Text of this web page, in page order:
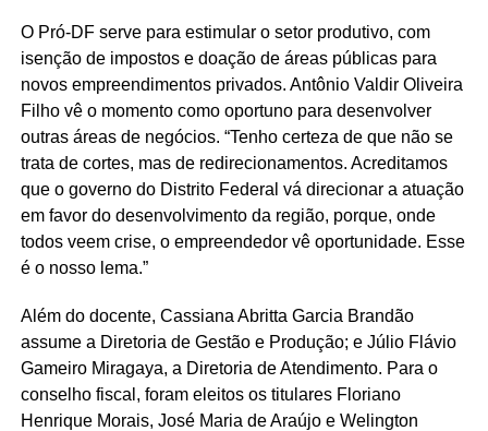
O Pró-DF serve para estimular o setor produtivo, com
isenção de impostos e doação de áreas públicas para
novos empreendimentos privados. Antônio Valdir Oliveira
Filho vê o momento como oportuno para desenvolver
outras áreas de negócios. “Tenho certeza de que não se
trata de cortes, mas de redirecionamentos. Acreditamos
que o governo do Distrito Federal vá direcionar a atuação
em favor do desenvolvimento da região, porque, onde
todos veem crise, o empreendedor vê oportunidade. Esse
é o nosso lema.”
Além do docente, Cassiana Abritta Garcia Brandão
assume a Diretoria de Gestão e Produção; e Júlio Flávio
Gameiro Miragaya, a Diretoria de Atendimento. Para o
conselho fiscal, foram eleitos os titulares Floriano
Henrique Morais, José Maria de Araújo e Welington